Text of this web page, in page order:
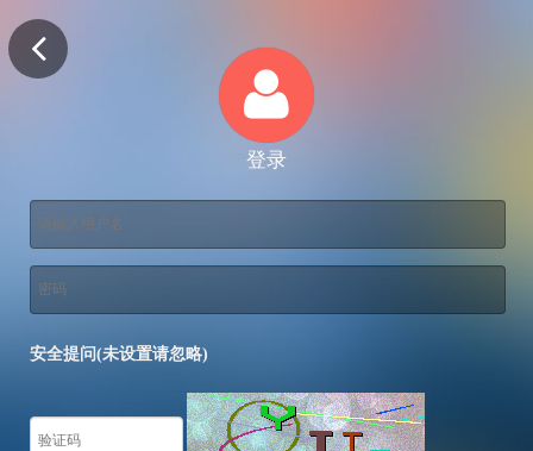
登录
安全提问(未设置请忽略)